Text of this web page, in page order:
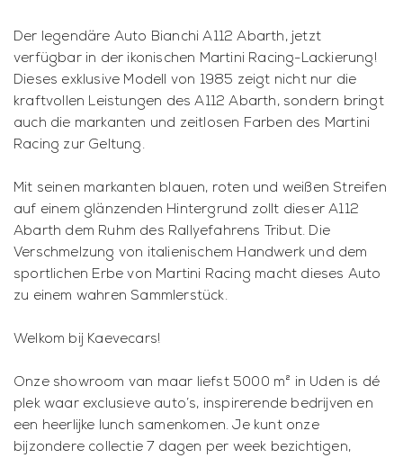
Der legendäre Auto Bianchi A112 Abarth, jetzt
verfügbar in der ikonischen Martini Racing-Lackierung!
Dieses exklusive Modell von 1985 zeigt nicht nur die
kraftvollen Leistungen des A112 Abarth, sondern bringt
auch die markanten und zeitlosen Farben des Martini
Racing zur Geltung.
Mit seinen markanten blauen, roten und weißen Streifen
auf einem glänzenden Hintergrund zollt dieser A112
Abarth dem Ruhm des Rallyefahrens Tribut. Die
Verschmelzung von italienischem Handwerk und dem
sportlichen Erbe von Martini Racing macht dieses Auto
zu einem wahren Sammlerstück.
Welkom bij Kaevecars!
Onze showroom van maar liefst 5000 m² in Uden is dé
plek waar exclusieve auto’s, inspirerende bedrijven en
een heerlijke lunch samenkomen. Je kunt onze
bijzondere collectie 7 dagen per week bezichtigen,